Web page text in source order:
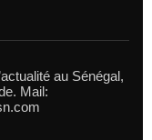
au Sénégal,
Mail: